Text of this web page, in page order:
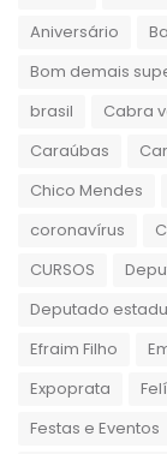
Aniversário
Bom demais
brasil
Cabra
Caraúbas
Chico Mendes
coronavírus
CURSOS
Deputado
Efraim Filho
Expoprata
Festas e Eventos